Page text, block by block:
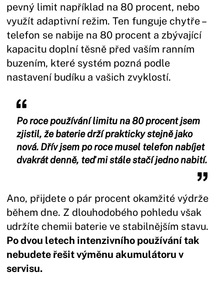
pevný limit například na 80 procent, nebo
využít adaptivní režim. Ten funguje chytře –
telefon se nabije na 80 procent a zbývající
kapacitu doplní těsně před vaším ranním
buzením, které systém pozná podle
nastavení budíku a vašich zvyklostí.
Po roce používání limitu na 80 procent jsem
zjistil, že baterie drží prakticky stejně jako
nová. Dřív jsem po roce musel telefon nabíjet
dvakrát denně, teď mi stále stačí jedno nabití.
Ano, přijdete o pár procent okamžité výdrže
během dne. Z dlouhodobého pohledu však
udržíte chemii baterie ve stabilnějším stavu.
Po dvou letech intenzivního používání tak
nebudete řešit výměnu akumulátoru v
servisu.